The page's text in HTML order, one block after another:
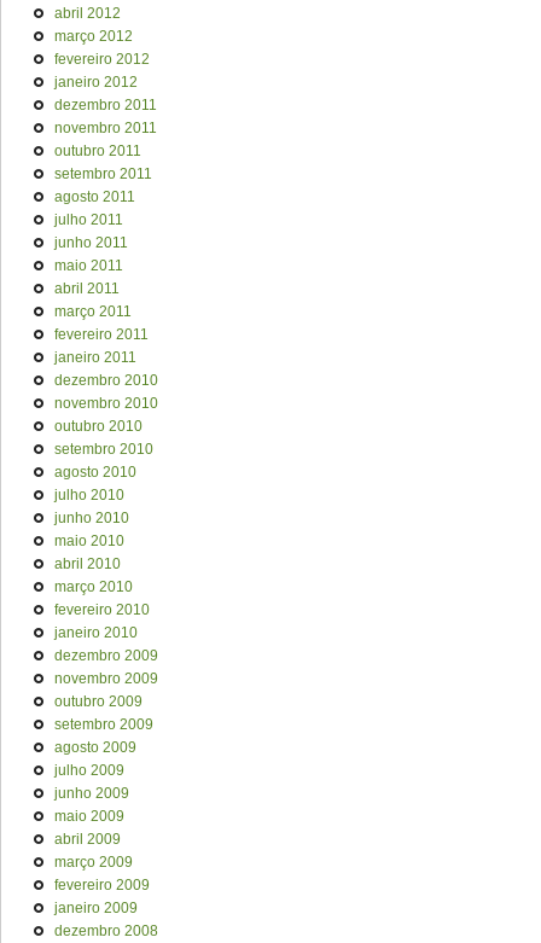
abril 2012
março 2012
fevereiro 2012
janeiro 2012
dezembro 2011
novembro 2011
outubro 2011
setembro 2011
agosto 2011
julho 2011
junho 2011
maio 2011
abril 2011
março 2011
fevereiro 2011
janeiro 2011
dezembro 2010
novembro 2010
outubro 2010
setembro 2010
agosto 2010
julho 2010
junho 2010
maio 2010
abril 2010
março 2010
fevereiro 2010
janeiro 2010
dezembro 2009
novembro 2009
outubro 2009
setembro 2009
agosto 2009
julho 2009
junho 2009
maio 2009
abril 2009
março 2009
fevereiro 2009
janeiro 2009
dezembro 2008